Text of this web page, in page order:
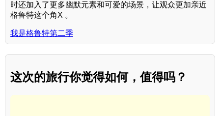
时还加入了更多幽默元素和可爱的场景，让观众更加亲近
格鲁特这个角X 。
我是格鲁特第二季
这次的旅行你觉得如何，值得吗？